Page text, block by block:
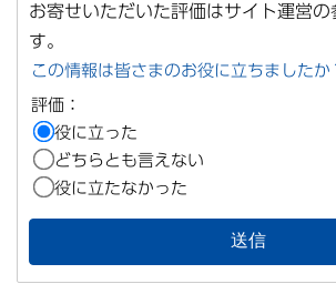
お寄せいただいた評価はサイト運営の
す。
この情報は皆さまのお役に立ちましたか
評価：
役に立った
どちらとも言えない
役に立たなかった